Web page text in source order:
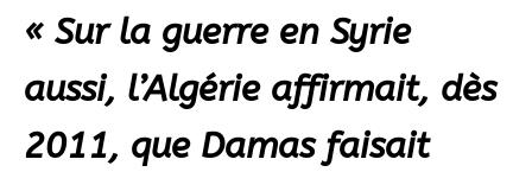
« Sur la guerre en Syrie
aussi, l’Algérie affirmait, dès
2011, que Damas faisait